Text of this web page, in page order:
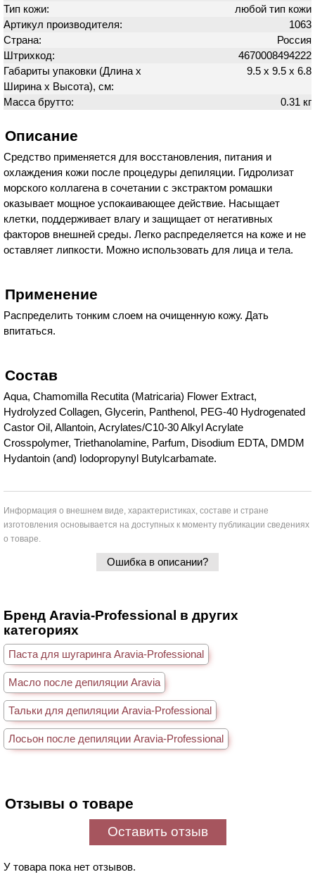
Тип кожи:
любой тип кожи
Артикул производителя:
1063
Страна:
Россия
Штрихкод:
4670008494222
Габариты упаковки (Длина х
Ширина х Высота), см:
9.5 х 9.5 х 6.8
Масса брутто: 0.31 кг
Описание
Средство применяется для восстановления, питания и
охлаждения кожи после процедуры депиляции. Гидролизат
морского коллагена в сочетании с экстрактом ромашки
оказывает мощное успокаивающее действие. Насыщает
клетки, поддерживает влагу и защищает от негативных
факторов внешней среды. Легко распределяется на коже и не
оставляет липкости. Можно использовать для лица и тела.
Применение
Распределить тонким слоем на очищенную кожу. Дать
впитаться.
Состав
Aqua, Chamomilla Recutita (Matricaria) Flower Extract,
Hydrolyzed Collagen, Glycerin, Panthenol, PEG-40 Hydrogenated
Castor Oil, Allantoin, Acrylates/C10-30 Alkyl Acrylate
Crosspolymer, Triethanolamine, Parfum, Disodium EDTA, DMDM
Hydantoin (and) Iodopropynyl Butylcarbamate.
Информация о внешнем виде, характеристиках, составе и стране
изготовления основывается на доступных к моменту публикации сведениях
о товаре.
Ошибка в описании?
Бренд Aravia-Professional в других
категориях
Паста для шугаринга Aravia-Professional
Масло после депиляции Aravia
Тальки для депиляции Aravia-Professional
Лосьон после депиляции Aravia-Professional
Отзывы о товаре
Оставить отзыв
У товара пока нет отзывов.